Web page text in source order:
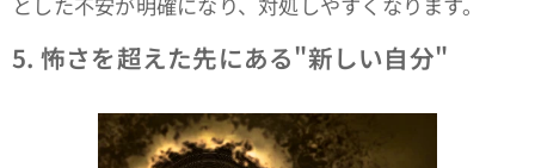
5. 怖さを超えた先にある"新しい自分"